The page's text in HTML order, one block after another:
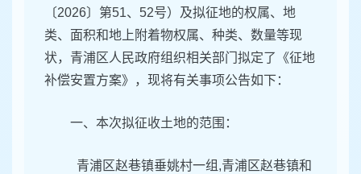
〔2026〕第51、52号）及拟征地的权属、地
类、面积和地上附着物权属、种类、数量等现
状，青浦区人民政府组织相关部门拟定了《征地
补偿安置方案》，现将有关事项公告如下：
一、本次拟征收土地的范围：
青浦区赵巷镇垂姚村一组,青浦区赵巷镇和